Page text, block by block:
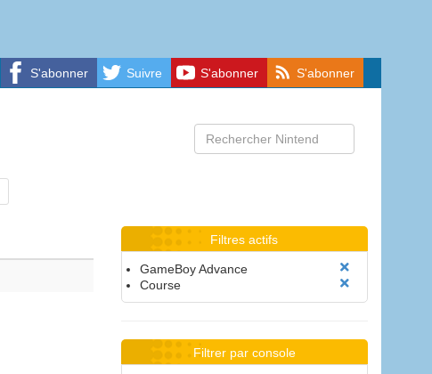
S'abonner Suivre S'abonner S'abonner
Filtres actifs
GameBoy Advance
Course
Filtrer par console